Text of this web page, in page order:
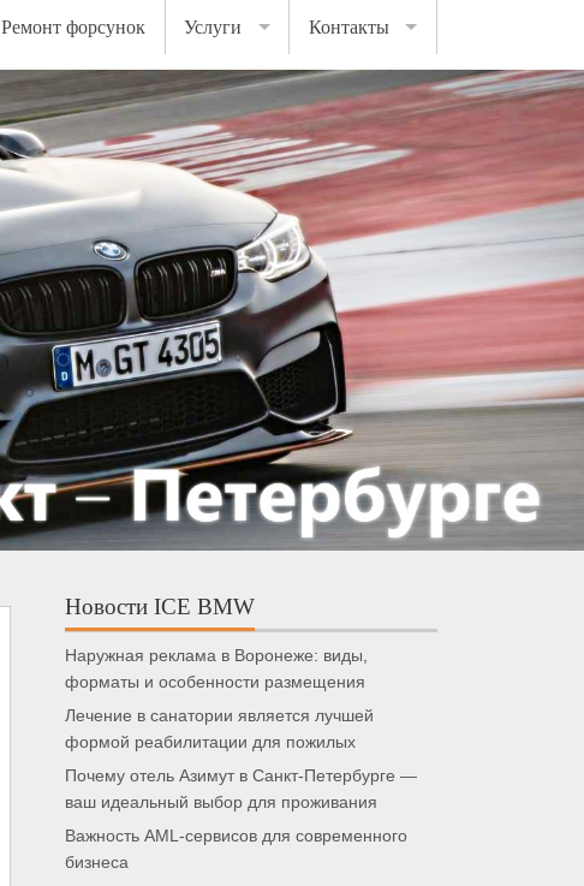
Ремонт форсунок Услуги Контакты
Новости ICE BMW
Наружная реклама в Воронеже: виды,
форматы и особенности размещения
Лечение в санатории является лучшей
формой реабилитации для пожилых
Почему отель Азимут в Санкт-Петербурге —
ваш идеальный выбор для проживания
Важность AML-сервисов для современного
бизнеса